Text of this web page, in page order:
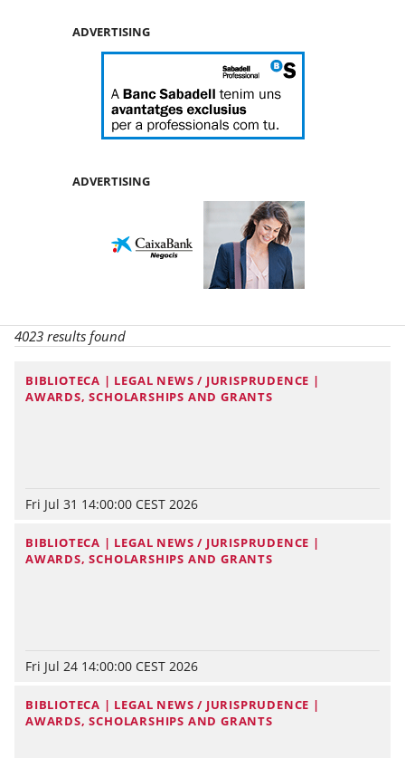
ADVERTISING
ADVERTISING
4023 results found
BIBLIOTECA | LEGAL NEWS / JURISPRUDENCE |
AWARDS, SCHOLARSHIPS AND GRANTS
Fri Jul 31 14:00:00 CEST 2026
BIBLIOTECA | LEGAL NEWS / JURISPRUDENCE |
AWARDS, SCHOLARSHIPS AND GRANTS
Fri Jul 24 14:00:00 CEST 2026
BIBLIOTECA | LEGAL NEWS / JURISPRUDENCE |
AWARDS, SCHOLARSHIPS AND GRANTS